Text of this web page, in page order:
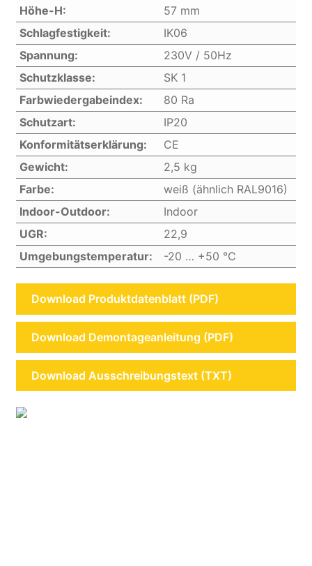
Höhe-H:
57 mm
Schlagfestigkeit:
IK06
Spannung:
230V / 50Hz
Schutzklasse:
SK 1
Farbwiedergabeindex:
80 Ra
Schutzart:
IP20
Konformitätserklärung:
CE
Gewicht:
2,5 kg
Farbe:
weiß (ähnlich RAL9016)
Indoor-Outdoor:
Indoor
UGR:
22,9
Umgebungstemperatur:
-20 … +50 °C
Download Produktdatenblatt (PDF)
Download Demontageanleitung (PDF)
Download Ausschreibungstext (TXT)